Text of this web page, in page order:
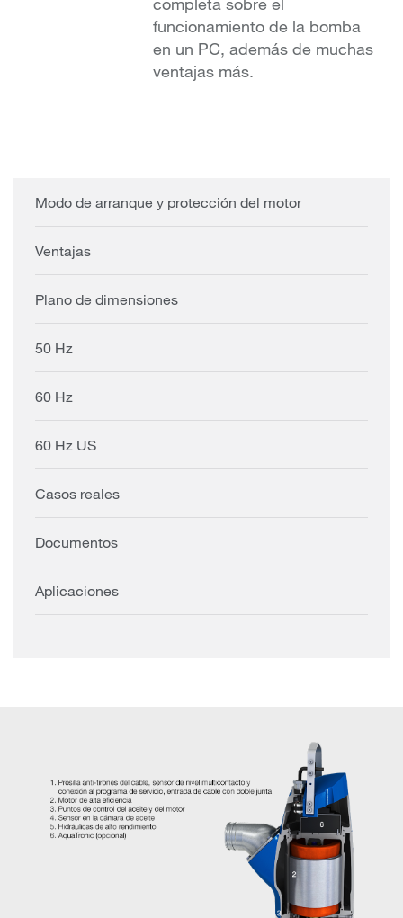
funcionamiento de la bomba
en un PC, además de muchas
ventajas más.
Modo de arranque y protección del motor
Ventajas
Plano de dimensiones
50 Hz
60 Hz
60 Hz US
Casos reales
Documentos
Aplicaciones